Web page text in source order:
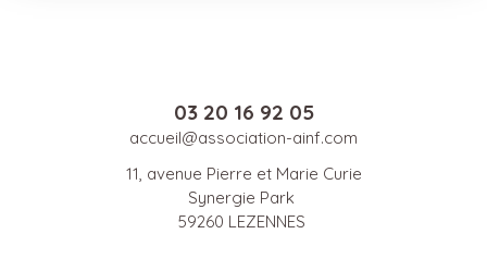
03 20 16 92 05
accueil@association-ainf.com
11, avenue Pierre et Marie Curie
Synergie Park
59260 LEZENNES